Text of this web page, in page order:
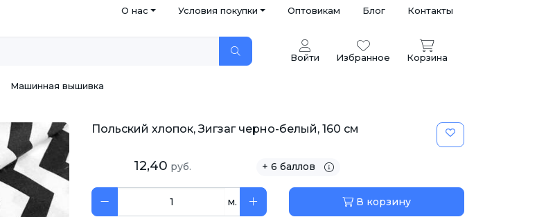
О нас Условия покупки Оптовикам Блог Контакты
Войти Избранное Корзина
Машинная вышивка
Польский хлопок, Зигзаг черно-белый, 160 см
12,40 руб. + 6 баллов
м. В корзину